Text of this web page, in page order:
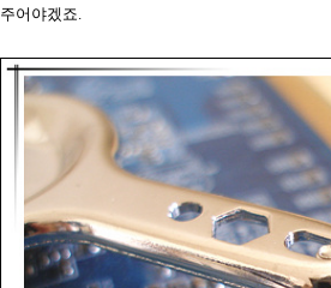
주어야겠죠.